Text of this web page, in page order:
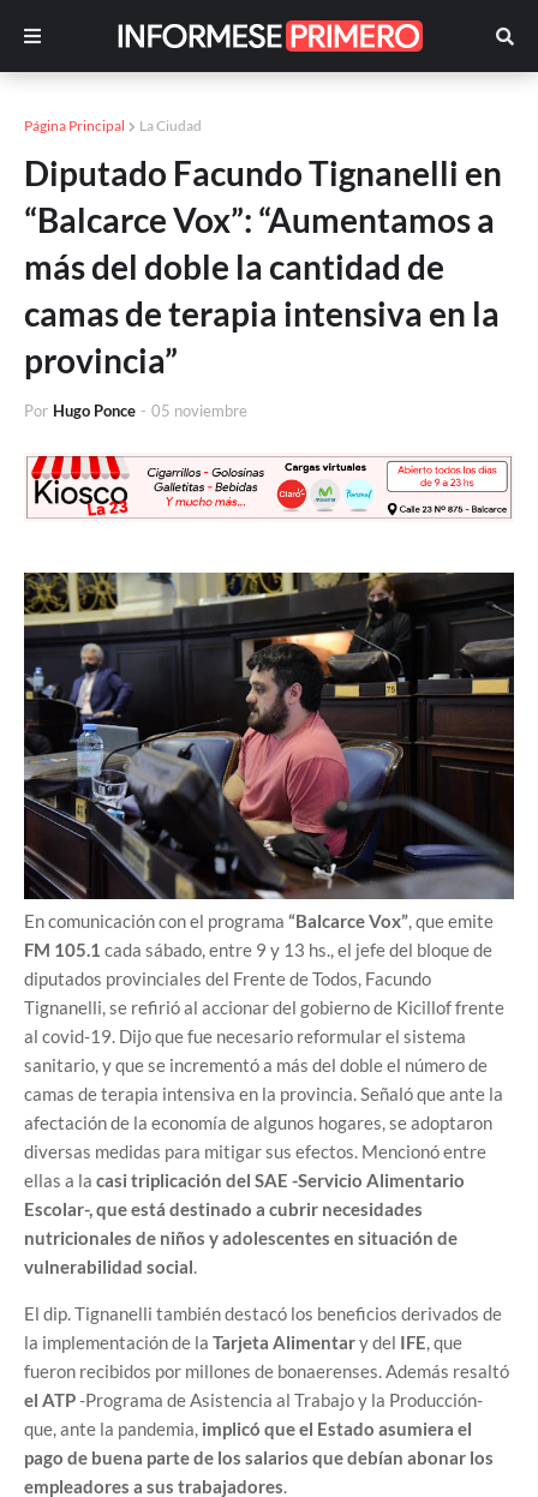
Página Principal La Ciudad
Diputado Facundo Tignanelli en
“Balcarce Vox”: “Aumentamos a
más del doble la cantidad de
camas de terapia intensiva en la
provincia”
Por Hugo Ponce - 05 noviembre
En comunicación con el programa “Balcarce Vox”, que emite
FM 105.1 cada sábado, entre 9 y 13 hs., el jefe del bloque de
diputados provinciales del Frente de Todos, Facundo
Tignanelli, se refirió al accionar del gobierno de Kicillof frente
al covid-19. Dijo que fue necesario reformular el sistema
sanitario, y que se incrementó a más del doble el número de
camas de terapia intensiva en la provincia. Señaló que ante la
afectación de la economía de algunos hogares, se adoptaron
diversas medidas para mitigar sus efectos. Mencionó entre
ellas a la casi triplicación del SAE -Servicio Alimentario
Escolar-, que está destinado a cubrir necesidades
nutricionales de niños y adolescentes en situación de
vulnerabilidad social.
El dip. Tignanelli también destacó los beneficios derivados de
la implementación de la Tarjeta Alimentary del IFE, que
fueron recibidos por millones de bonaerenses. Además resaltó
el ATP-Programa de Asistencia al Trabajo y la Producción-
que, ante la pandemia, implicó que el Estado asumiera el
pago de buena parte de los salarios que debían abonar los
empleadores a sus trabajadores.